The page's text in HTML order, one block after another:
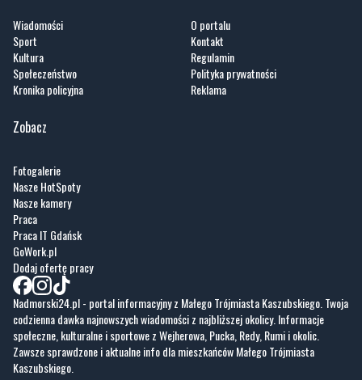
Wiadomości
Sport
Kultura
Społeczeństwo
Kronika policyjna
O portalu
Kontakt
Regulamin
Polityka prywatności
Reklama
Zobacz
Fotogalerie
Nasze HotSpoty
Nasze kamery
Praca
Praca IT Gdańsk
GoWork.pl
Dodaj ofertę pracy
Nadmorski24.pl - portal informacyjny z Małego Trójmiasta Kaszubskiego. Twoja
codzienna dawka najnowszych wiadomości z najbliższej okolicy. Informacje
społeczne, kulturalne i sportowe z Wejherowa, Pucka, Redy, Rumi i okolic.
Zawsze sprawdzone i aktualne info dla mieszkańców Małego Trójmiasta
Kaszubskiego.